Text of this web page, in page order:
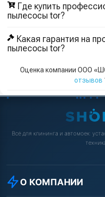
Где купить
пылесосы tor?
Какая гарантия на
пылесосы tor?
Оценка компании ООО
отзывов
Всё для клининга и автомоек:
О КОМПАНИИ
О компании